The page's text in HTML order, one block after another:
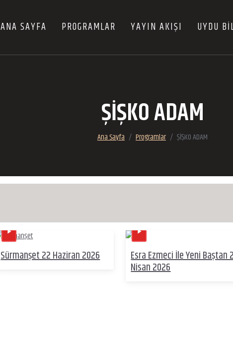
ANA SAYFA PROGRAMLAR YAYIN AKIŞI UYDU
ŞİŞKO ADAM
Ana Sayfa Programlar ŞİŞKO ADAM
Sürmanşet 22 Haziran 2026 Esra Ezmeci İle Yeni Baştan
Nisan 2026